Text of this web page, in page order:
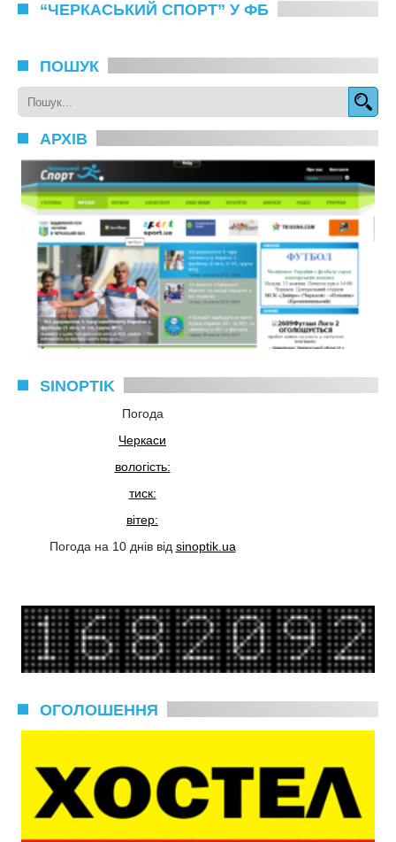
“ЧЕРКАСЬКИЙ СПОРТ” У ФБ
ПОШУК
АРХІВ
SINOPTIK
Погода
Черкаси
вологість:
тиск:
вітер:
Погода на 10 днів від sinoptik.ua
ОГОЛОШЕННЯ